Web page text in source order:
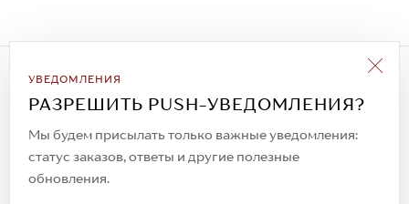
УВЕДОМЛЕНИЯ
РАЗРЕШИТЬ PUSH-УВЕДОМЛЕНИЯ?
Мы будем присылать только важные уведомления:
статус заказов, ответы и другие полезные
обновления.
Подписаться на рассылку
Всегда будьте в курсе новых акций и
спецпредложений!